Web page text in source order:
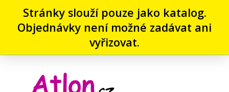
Stránky slouží pouze jako katalog.
Objednávky není možné zadávat ani
vyřizovat.